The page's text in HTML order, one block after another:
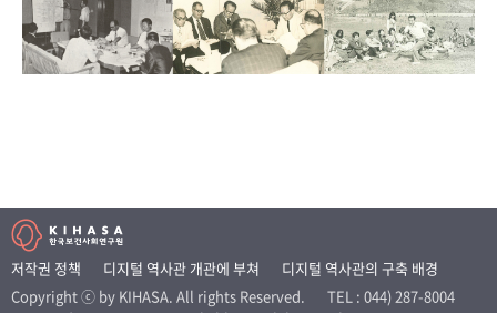
저작권 정책 디지털 역사관 개관에 부쳐
디지털 역사관의 구축 배경
Copyright ⓒ by KIHASA. All rights Reserved.
TEL : 044) 287-8004